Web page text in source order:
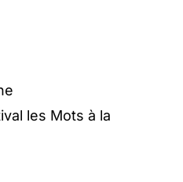
les Mots à la